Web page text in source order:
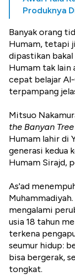
Produknya
Banyak orang
Humam, tetapi
dipastikan bakal
Humam tak lain
cepat belajar
terpampang
Mitsuo
the Banyan
Humam lahir di
generasi kedua
Humam Sirajd,
As'ad
mengalami
usia 18 tahun
terkena
seumur hidup:
bisa bergerak,
tongkat.